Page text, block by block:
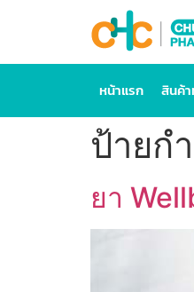
หน้าแรก สินค้
ป้ายก
ยา